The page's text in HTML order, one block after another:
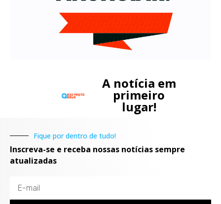
A notícia em
primeiro
lugar!
Fique por dentro de tudo!
Inscreva-se e receba nossas notícias sempre
atualizadas